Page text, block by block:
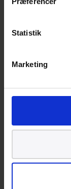
Statistik
Marketing